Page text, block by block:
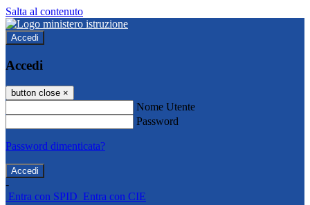
Salta al contenuto
Accedi
Accedi
button close ×
Nome Utente
Password
Password dimenticata?
-
Entra con SPID Entra con CIE